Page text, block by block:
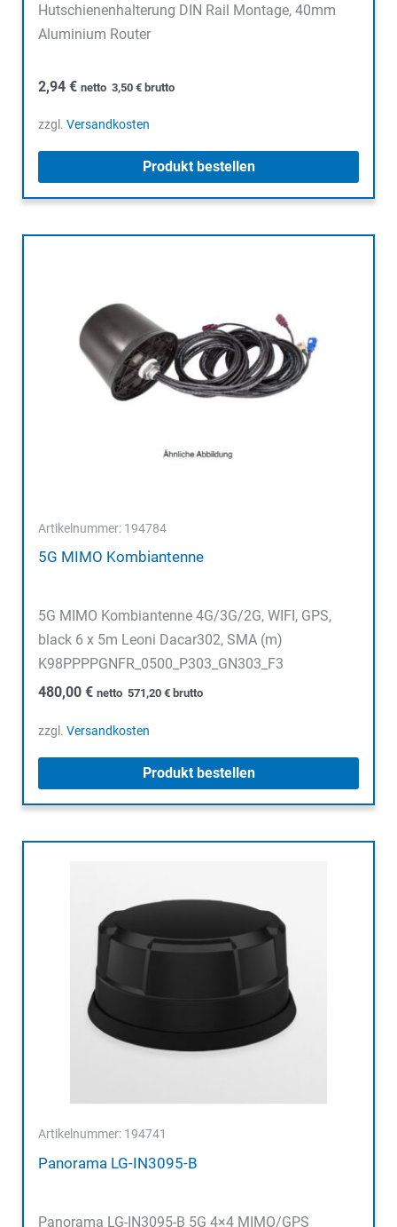
Hutschienenhalterung DIN Rail Montage, 40mm
Aluminium Router
2,94 € netto 3,50 €brutto
zzgl. Versandkosten
Produkt bestellen
Artikelnummer: 194784
5G MIMO Kombiantenne
5G MIMO Kombiantenne 4G/3G/2G, WIFI, GPS,
black 6 x 5m Leoni Dacar302, SMA (m)
K98PPPPGNFR_0500_P303_GN303_F3
480,00 € netto 571,20 €brutto
zzgl. Versandkosten
Produkt bestellen
Artikelnummer: 194741
Panorama LG-IN3095-B
Panorama LG-IN3095-B 5G 4×4 MIMO/GPS